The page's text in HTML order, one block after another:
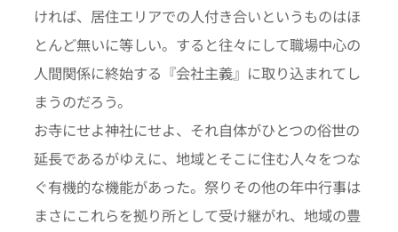
ければ、居住エリアでの人付き合いというものはほ
とんど無いに等しい。すると往々にして職場中心の
人間関係に終始する『会社主義』に取り込まれてし
まうのだろう。
お寺にせよ神社にせよ、それ自体がひとつの俗世の
延長であるがゆえに、地域とそこに住む人々をつな
ぐ有機的な機能があった。祭りその他の年中行事は
まさにこれらを拠り所として受け継がれ、地域の豊